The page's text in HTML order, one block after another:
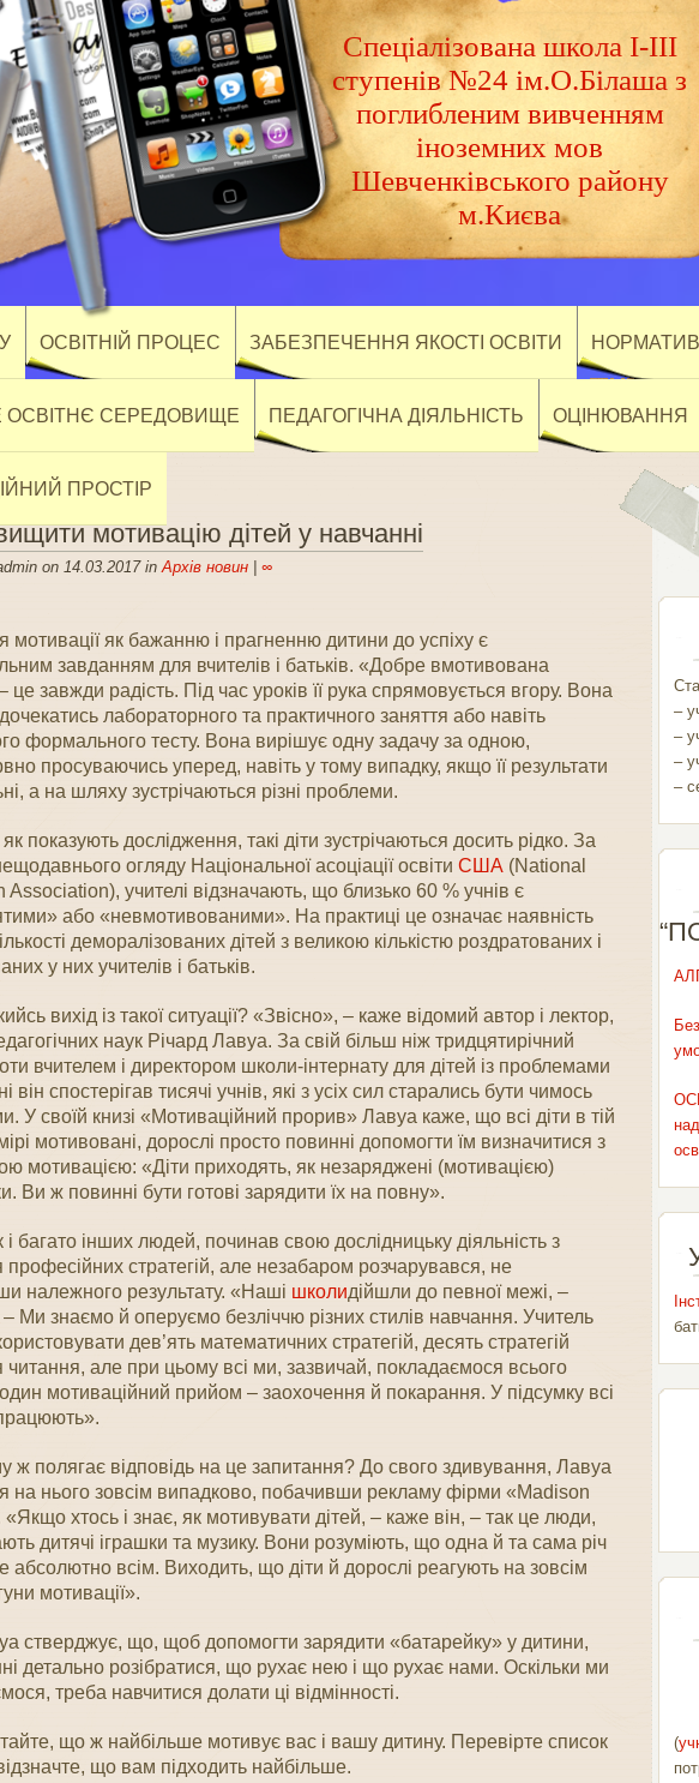
Спеціалізована школа І-ІІІ
ступенів №24 ім.О.Білаша з
поглибленим вивченням
іноземних мов
Шевченківського району
м.Києва
ОСВІТНІЙ ПРОЦЕС ЗАБЕЗПЕЧЕННЯ ЯКОСТІ ОСВІТИ
ОСВІТНЄ СЕРЕДОВИЩЕ ПЕДАГОГІЧНА ДІЯЛЬНІСТЬ ОЦІНЮВАННЯ
ПРОСТІР
мотивацію дітей у навчанні
on 14.03.2017 inАрхів новин| ∞
мотивації як бажанню і прагненню дитини до успіху є
завданням для вчителів і батьків. «Добре вмотивована
це завжди радість. Під час уроків її рука спрямовується вгору. Вона
лабораторного та практичного заняття або навіть
формального тесту. Вона вирішує одну задачу за одною,
просуваючись уперед, навіть у тому випадку, якщо її результати
а на шляху зустрічаються різні проблеми.
показують дослідження, такі діти зустрічаються досить рідко. За
огляду Національної асоціації освіти США (National
Association), учителі відзначають, що близько 60 % учнів є
або «невмотивованими». На практиці це означає наявність
деморалізованих дітей з великою кількістю роздратованих і
у них учителів і батьків.
вихід із такої ситуації? «Звісно», – каже відомий автор і лектор,
наук Річард Лавуа. За свій більш ніж тридцятирічний
вчителем і директором школи-інтернату для дітей із проблемами
він спостерігав тисячі учнів, які з усіх сил старались бути чимось
У своїй книзі «Мотиваційний прорив» Лавуа каже, що всі діти в тій
мотивовані, дорослі просто повинні допомогти їм визначитися з
мотивацією: «Діти приходять, як незаряджені (мотивацією)
Ви ж повинні бути готові зарядити їх на повну».
багато інших людей, починав свою дослідницьку діяльність з
професійних стратегій, але незабаром розчарувався, не
належного результату. «Наші школидійшли до певної межі, –
– Ми знаємо й оперуємо безліччю різних стилів навчання. Учитель
дев’ять математичних стратегій, десять стратегій
читання, але при цьому всі ми, зазвичай, покладаємося всього
мотиваційний прийом – заохочення й покарання. У підсумку всі
ж полягає відповідь на це запитання? До свого здивування, Лавуа
на нього зовсім випадково, побачивши рекламу фірми «Madison
хтось і знає, як мотивувати дітей, – каже він, – так це люди,
дитячі іграшки та музику. Вони розуміють, що одна й та сама річ
абсолютно всім. Виходить, що діти й дорослі реагують на зовсім
мотивації».
стверджує, що, щоб допомогти зарядити «батарейку» у дитини,
детально розібратися, що рухає нею і що рухає нами. Оскільки ми
треба навчитися долати ці відмінності.
що ж найбільше мотивує вас і вашу дитину. Перевірте список
що вам підходить найбільше.
–
–
–
–
(